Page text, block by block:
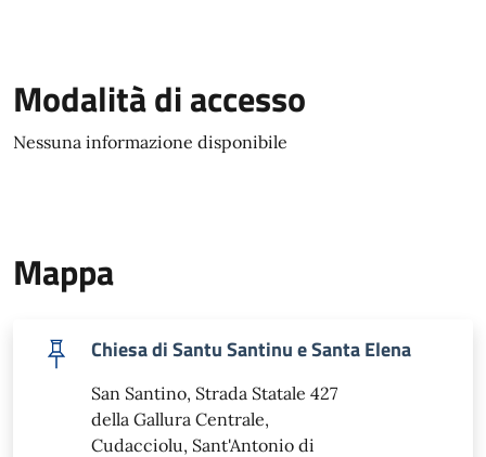
Modalità di accesso
Nessuna informazione disponibile
Mappa
Chiesa di Santu Santinu e Santa Elena
San Santino, Strada Statale 427
della Gallura Centrale,
Cudacciolu, Sant'Antonio di